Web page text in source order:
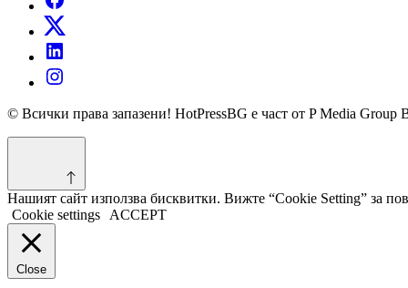
© Всички права запазени! HotPressBG е част от P Media Group
Нашият сайт използва бисквитки. Вижте “Cookie Setting” за
Cookie settings
ACCEPT
Close